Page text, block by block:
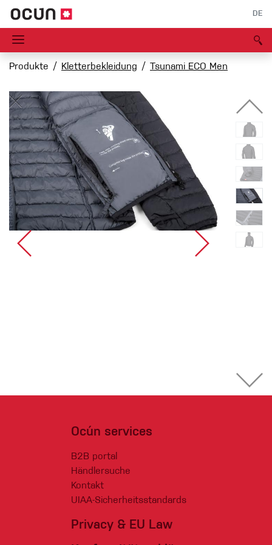
DE
Produkte Kletterbekleidung Tsunami ECO Men
Ocún services
B2B portal
Händlersuche
Kontakt
UIAA-Sicherheitsstandards
Privacy & EU Law